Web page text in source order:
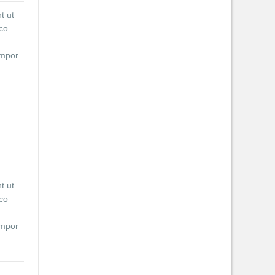
ut
in
sed
ut
in
sed